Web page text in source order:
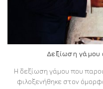
Δεξίωση γάμου
Η δεξίωση γάμου που
φιλοξενήθηκε στον